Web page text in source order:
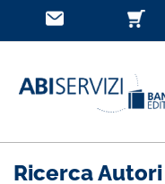
Ricerca Autori